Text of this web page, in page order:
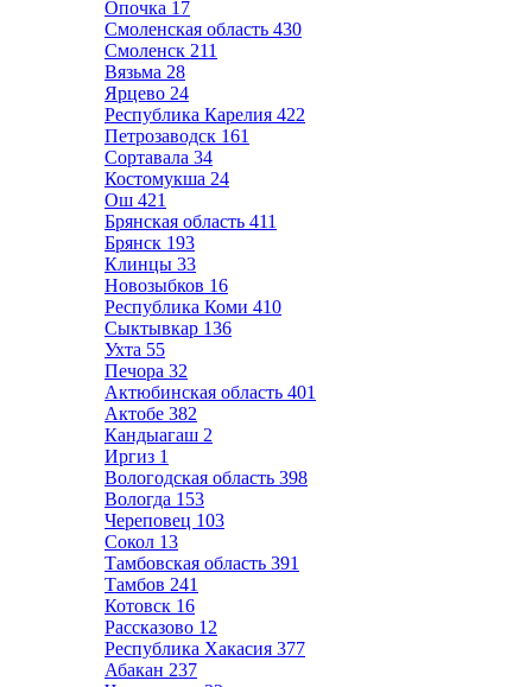
Опочка 17
Смоленская область 430
Смоленск 211
Вязьма 28
Ярцево 24
Республика Карелия 422
Петрозаводск 161
Сортавала 34
Костомукша 24
Ош 421
Брянская область 411
Брянск 193
Клинцы 33
Новозыбков 16
Республика Коми 410
Сыктывкар 136
Ухта 55
Печора 32
Актюбинская область 401
Актобе 382
Кандыагаш 2
Иргиз 1
Вологодская область 398
Вологда 153
Череповец 103
Сокол 13
Тамбовская область 391
Тамбов 241
Котовск 16
Рассказово 12
Республика Хакасия 377
Абакан 237